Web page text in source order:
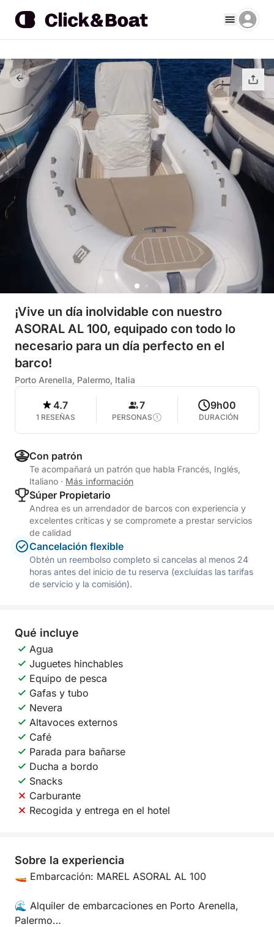
¡Vive un día inolvidable con nuestro
ASORAL AL 100, equipado con todo lo
necesario para un día perfecto en el
barco!
Porto Arenella, Palermo, Italia
4.7
1 RESEÑAS
7
PERSONAS
9h00
DURACIÓN
Con patrón
Te acompañará un patrón que habla Francés, Inglés,
Italiano · Más información
Súper Propietario
Andrea es un arrendador de barcos con experiencia y
excelentes críticas y se compromete a prestar servicios
de calidad
Cancelación flexible
Obtén un reembolso completo si cancelas al menos 24
horas antes del inicio de tu reserva (excluidas las tarifas
de servicio y la comisión).
Qué incluye
Agua
Juguetes hinchables
Equipo de pesca
Gafas y tubo
Nevera
Altavoces externos
Café
Parada para bañarse
Ducha a bordo
Snacks
Carburante
Recogida y entrega en el hotel
Sobre la experiencia
🚤 Embarcación: MAREL ASORAL AL 100
🌊 Alquiler de embarcaciones en Porto Arenella,
Palermo